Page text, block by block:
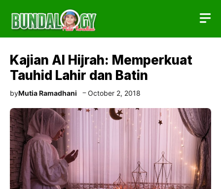
content
Kajian Al Hijrah: Memperkuat
Tauhid Lahir dan Batin
byMutia Ramadhani October 2, 2018